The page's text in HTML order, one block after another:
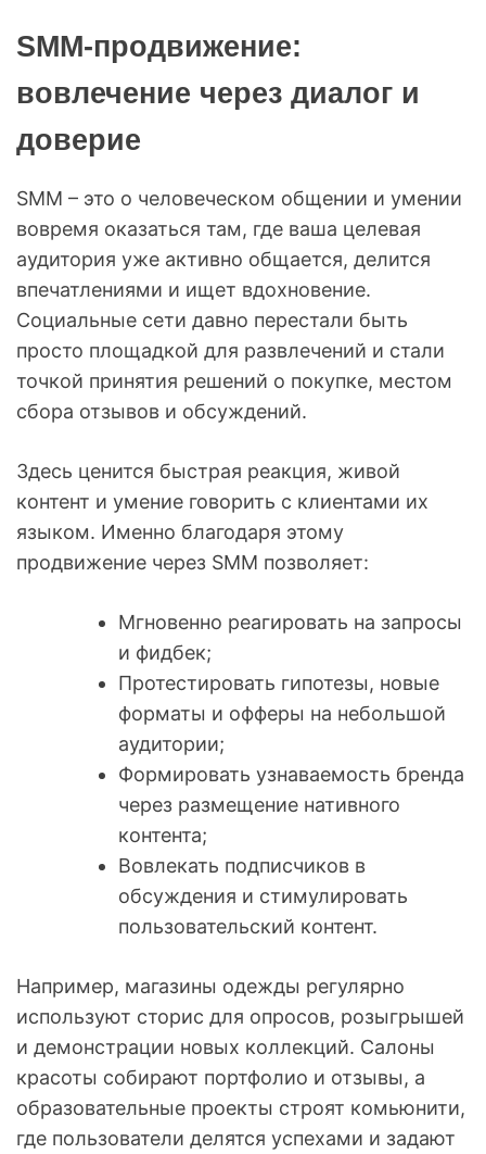
SMM-продвижение:
вовлечение через диалог и
доверие
SMM – это о человеческом общении и умении
вовремя оказаться там, где ваша целевая
аудитория уже активно общается, делится
впечатлениями и ищет вдохновение.
Социальные сети давно перестали быть
просто площадкой для развлечений и стали
точкой принятия решений о покупке, местом
сбора отзывов и обсуждений.
Здесь ценится быстрая реакция, живой
контент и умение говорить с клиентами их
языком. Именно благодаря этому
продвижение через SMM позволяет:
Мгновенно реагировать на запросы
и фидбек;
Протестировать гипотезы, новые
форматы и офферы на небольшой
аудитории;
Формировать узнаваемость бренда
через размещение нативного
контента;
Вовлекать подписчиков в
обсуждения и стимулировать
пользовательский контент.
Например, магазины одежды регулярно
используют сторис для опросов, розыгрышей
и демонстрации новых коллекций. Салоны
красоты собирают портфолио и отзывы, а
образовательные проекты строят комьюнити,
где пользователи делятся успехами и задают